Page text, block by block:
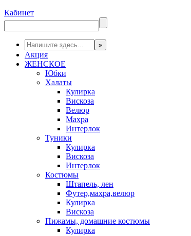
Кабинет
Акция
ЖЕНСКОЕ
Юбки
Халаты
Кулирка
Вискоза
Велюр
Махра
Интерлок
Туники
Кулирка
Вискоза
Интерлок
Костюмы
Штапель, лен
Футер,махра,велюр
Кулирка
Вискоза
Пижамы, домашние костюмы
Кулирка